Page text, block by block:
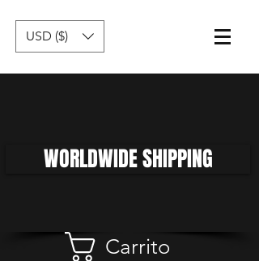
USD ($)
WORLDWIDE SHIPPING
Carrito